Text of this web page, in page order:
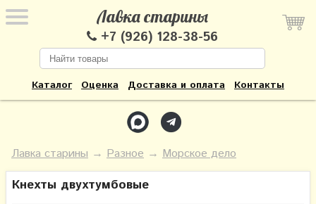
Лавка старины
+7 (926) 128-38-56
Каталог Оценка Доставка и оплата Контакты
Лавка старины → Разное → Морское дело
Кнехты двухтумбовые